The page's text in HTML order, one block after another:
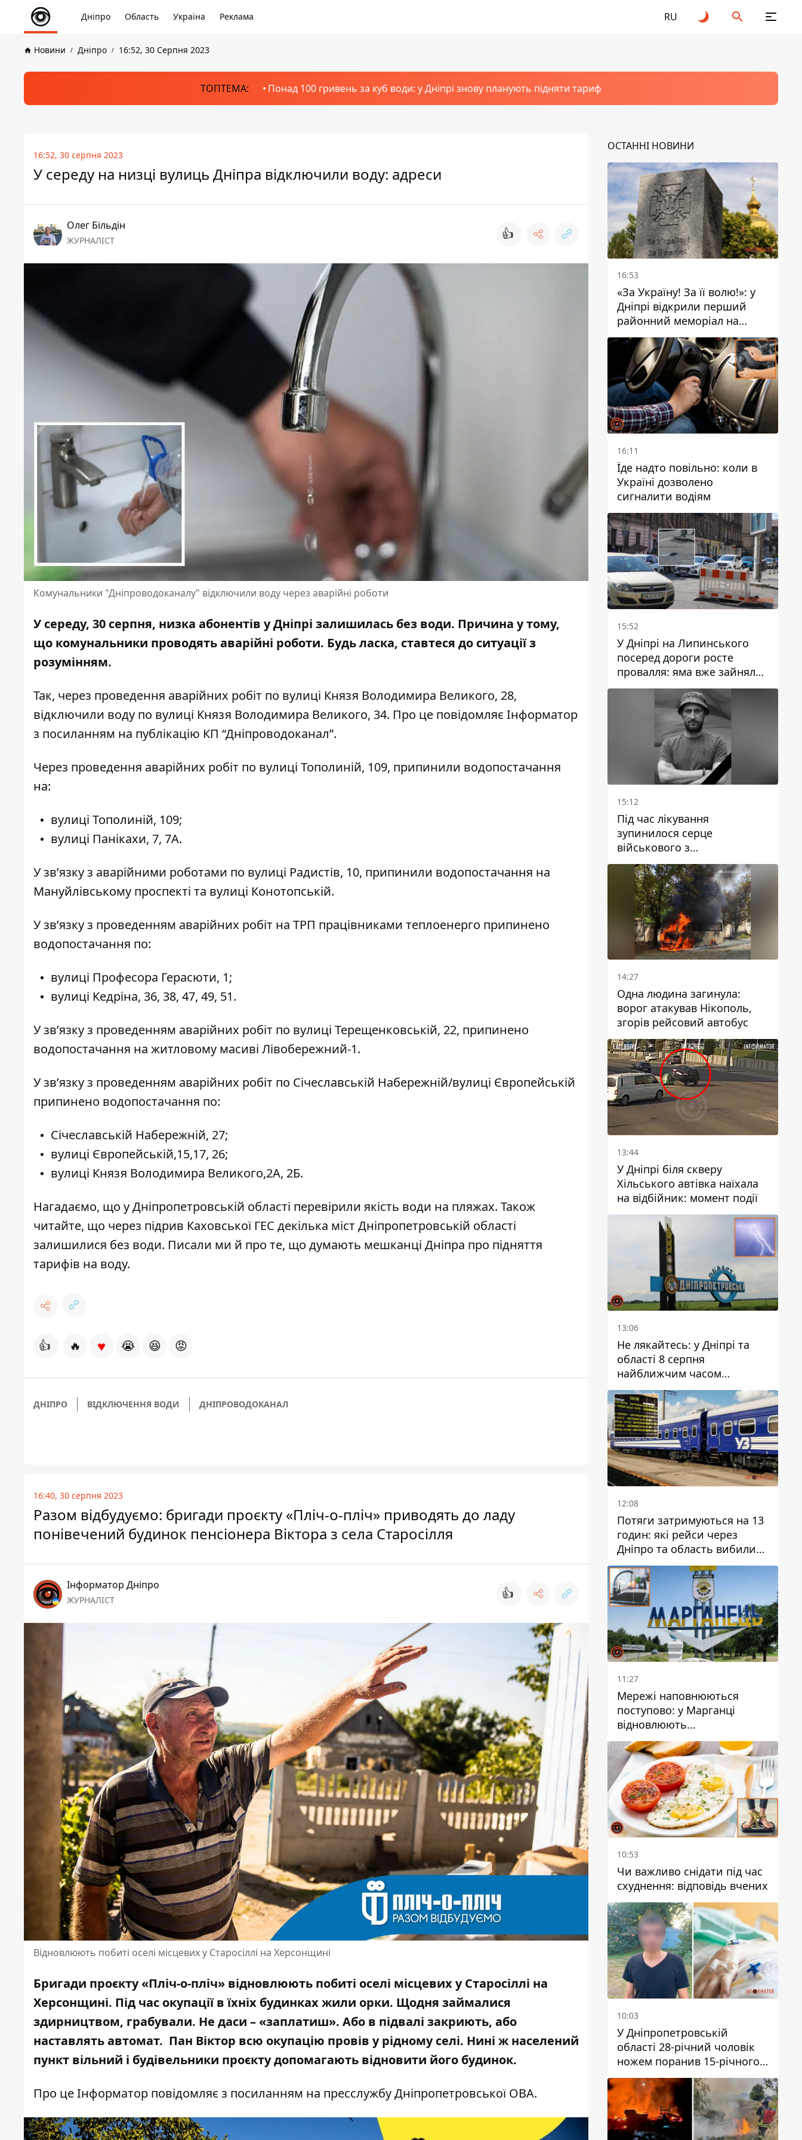
Дніпро Область Україна Реклама RU
Новини Дніпро 16:52, 30 Серпня 2023
ТОПТЕМА: Понад 100 гривень за куб води: у Дніпрі знову планують підняти тариф
16:52, 30 серпня 2023
У середу на низці вулиць Дніпра відключили воду: адреси
Олег Більдін
ЖУРНАЛІСТ 👍
Комунальники "Дніпроводоканалу" відключили воду через аварійні роботи
У середу, 30 серпня, низка абонентів у Дніпрі залишилась без води. Причина у тому,
що комунальники проводять аварійні роботи. Будь ласка, ставтеся до ситуації з
розумінням.
Так, через проведення аварійних робіт по вулиці Князя Володимира Великого, 28,
відключили воду по вулиці Князя Володимира Великого, 34. Про це повідомляє Інформатор
з посиланням на публікацію КП “Дніпроводоканал”.
Через проведення аварійних робіт по вулиці Тополиній, 109, припинили водопостачання
на:
вулиці Тополиній, 109;
вулиці Панікахи, 7, 7А.
У зв’язку з аварійними роботами по вулиці Радистів, 10, припинили водопостачання на
Мануйлівському проспекті та вулиці Конотопській.
У звʼязку з проведенням аварійних робіт на ТРП працівниками теплоенерго припинено
водопостачання по:
вулиці Професора Герасюти, 1;
вулиці Кедріна, 36, 38, 47, 49, 51.
У звʼязку з проведенням аварійних робіт по вулиці Терещенковській, 22, припинено
водопостачання на житловому масиві Лівобережний-1.
У зв’язку з проведенням аварійних робіт по Січеславській Набережній/вулиці Європейській
припинено водопостачання по:
Січеславській Набережній, 27;
вулиці Європейській,15,17, 26;
вулиці Князя Володимира Великого,2А, 2Б.
Нагадаємо, що у Дніпропетровській області перевірили якість води на пляжах. Також
читайте, що через підрив Каховської ГЕС декілька міст Дніпропетровській області
залишилися без води. Писали ми й про те, що думають мешканці Дніпра про підняття
тарифів на воду.
👍 🔥 ♥ 😭 😆 😡
ДНІПРО ВІДКЛЮЧЕННЯ ВОДИ ДНІПРОВОДОКАНАЛ
16:40, 30 серпня 2023
Разом відбудуємо: бригади проєкту «Пліч-о-пліч» приводять до ладу
понівечений будинок пенсіонера Віктора з села Старосілля
Інформатор Дніпро
ЖУРНАЛІСТ 👍
Відновлюють побиті оселі місцевих у Старосіллі на Херсонщині
Бригади проєкту «Пліч-о-пліч» відновлюють побиті оселі місцевих у Старосіллі на
Херсонщині. Під час окупації в їхніх будинках жили орки. Щодня займалися
здирництвом, грабували. Не даси – «заплатиш». Або в підвалі закриють, або
наставлять автомат. Пан Віктор всю окупацію провів у рідному селі. Нині ж населений
пункт вільний і будівельники проєкту допомагають відновити його будинок.
Про це Інформатор повідомляє з посиланням на пресслужбу Дніпропетровської ОВА.
ОСТАННІ НОВИНИ
16:53
«За Україну! За її волю!»: у
Дніпрі відкрили перший
районний меморіал на
честь полеглих Захисників
16:11
Їде надто повільно: коли в
Україні дозволено
сигналити водіям
15:52
У Дніпрі на Липинського
посеред дороги росте
провалля: яма вже зайняла
смугу руху
15:12
Під час лікування
зупинилося серце
військового з
Дніпропетровської області
Ростислава Лупашка
14:27
Одна людина загинула:
ворог атакував Нікополь,
згорів рейсовий автобус
13:44
У Дніпрі біля скверу
Хільського автівка наїхала
на відбійник: момент події
13:06
Не лякайтесь: у Дніпрі та
області 8 серпня
найближчим часом
очікується гроза
12:08
Потяги затримуються на 13
годин: які рейси через
Дніпро та область вибилися
з графіка
11:27
Мережі наповнюються
поступово: у Марганці
відновлюють
водопостачання
10:53
Чи важливо снідати під час
схуднення: відповідь вчених
10:03
У Дніпропетровській
області 28-річний чоловік
ножем поранив 15-річного
хлопця